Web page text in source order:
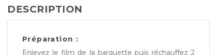
DESCRIPTION
Préparation :
Enlevez le film de la barquette puis réchauffez 2